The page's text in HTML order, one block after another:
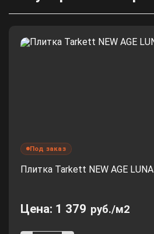
Под заказ
Плитка Tarkett NEW AGE LUNA
Цена: 1 379 руб./м2